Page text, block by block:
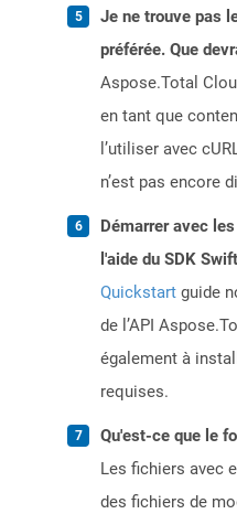
Je ne trouve pas
préférée. Que
Aspose.Total
en tant que
l’utiliser avec
n’est pas encore
Démarrer avec
l'aide du SDK
Quickstart guide
de l’API
également à
requises.
Qu'est-ce que le
Les fichiers avec
des fichiers de